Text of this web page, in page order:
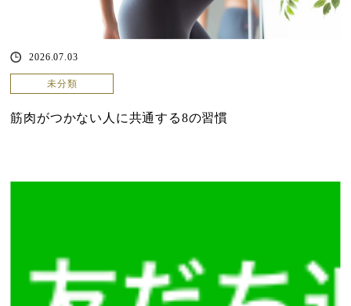
2026.07.03
未分類
筋肉がつかない人に共通する8の習慣